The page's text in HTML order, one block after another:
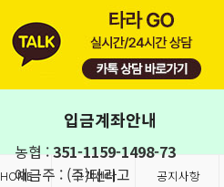
HOME 고객센터 공지사항
입금계좌안내
농협 :351-1159-1498-73
예금주 : (주)타라고